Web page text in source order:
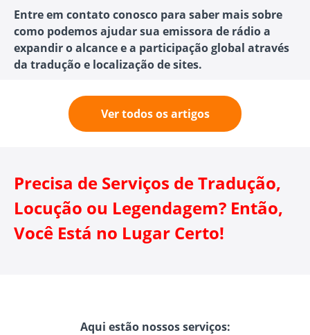
Entre em contato conosco para saber mais sobre
como podemos ajudar sua emissora de rádio a
expandir o alcance e a participação global através
da tradução e localização de sites.
Ver todos os artigos
Precisa de Serviços de Tradução,
Locução ou Legendagem? Então,
Você Está no Lugar Certo!
Aqui estão nossos serviços: